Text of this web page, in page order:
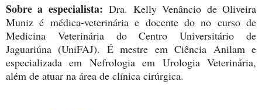
Sobre a especialista:Dra. Kelly Venâncio de Oliveira
Muniz é médica-veterinária e docente do no curso de
Medicina Veterinária do Centro Universitário de
Jaguariúna (UniFAJ). É mestre em Ciência Anilam e
especializada em Nefrologia em Urologia Veterinária,
além de atuar na área de clínica cirúrgica.